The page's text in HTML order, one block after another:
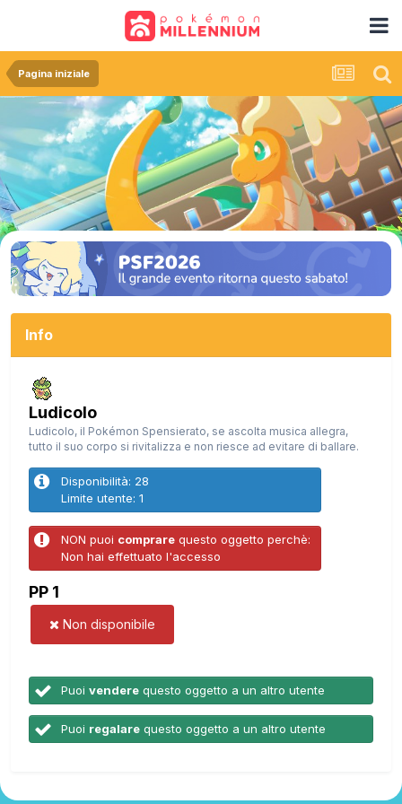
Pagina iniziale
Info
Ludicolo
Ludicolo, il Pokémon Spensierato, se ascolta musica allegra,
tutto il suo corpo si rivitalizza e non riesce ad evitare di ballare.
Disponibilità: 28
Limite utente: 1
NON puoi comprare questo oggetto perchè:
Non hai effettuato l'accesso
PP 1
Non disponibile
Puoi vendere questo oggetto a un altro utente
Puoi regalare questo oggetto a un altro utente